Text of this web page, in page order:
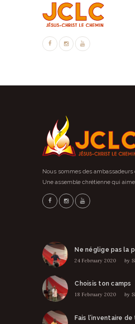
Nous sommes des ambassadeurs
Une assemble chrétienne qui aime
Ne néglige pas la
24 February 2020 by
Choisis ton camps
18 February 2020 by
Fais l’inventaire de